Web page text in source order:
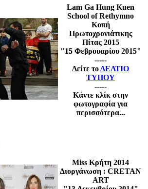
Lam Ga Hung Kuen
School of Rethymno
Κοπή
Πρωτοχρονιάτικης
Πίτας 2015
"15 Φεβρουαρίου 2015"
-----
Δείτε τοΔΕΛΤΙΟ
ΤΥΠΟΥ
-----
Κάντε κλίκ στην
φωτογραφία για
περισσότερα...
Miss Κρήτη 2014
Διοργάνωση : CRETAN
ART